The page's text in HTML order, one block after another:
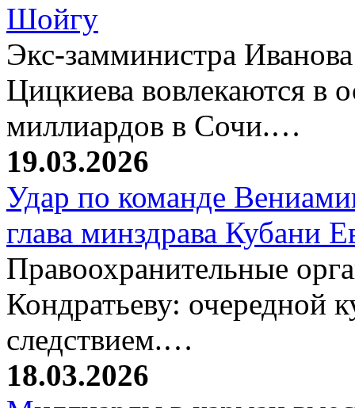
Шойгу
Экс-замминистра
Цицкиева вовлекаются в
миллиардов в Сочи.…
19.03.2026
Удар по команде
глава минздрава Кубани
Правоохранительные
Кондратьеву: очередной
следствием.…
18.03.2026